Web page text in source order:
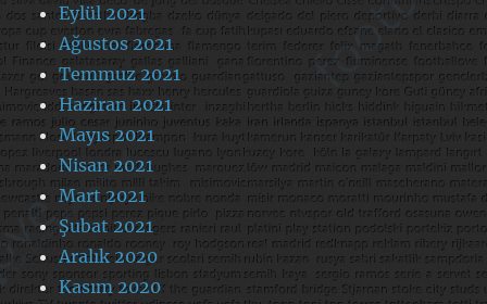
Eylül 2021
Ağustos 2021
Temmuz 2021
Haziran 2021
Mayıs 2021
Nisan 2021
Mart 2021
Şubat 2021
Aralık 2020
Kasım 2020